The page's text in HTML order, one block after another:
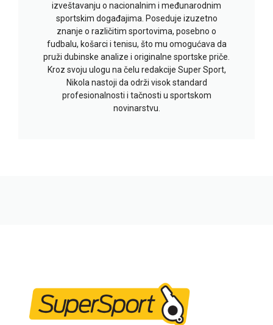
izveštavanju o nacionalnim i međunarodnim
sportskim događajima. Poseduje izuzetno
znanje o različitim sportovima, posebno o
fudbalu, košarci i tenisu, što mu omogućava da
pruži dubinske analize i originalne sportske priče.
Kroz svoju ulogu na čelu redakcije Super Sport,
Nikola nastoji da održi visok standard
profesionalnosti i tačnosti u sportskom
novinarstvu.